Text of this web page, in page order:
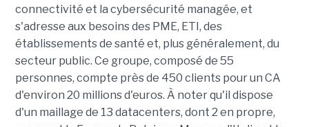
connectivité et la cybersécurité managée, et
s'adresse aux besoins des PME, ETI, des
établissements de santé et, plus généralement, du
secteur public. Ce groupe, composé de 55
personnes, compte près de 450 clients pour un CA
d'environ 20 millions d'euros. À noter qu'il dispose
d'un maillage de 13 datacenters, dont 2 en propre,